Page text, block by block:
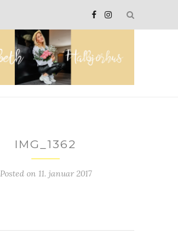
IMG_1362
Posted on 11. januar 2017